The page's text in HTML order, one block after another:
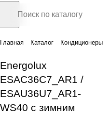
Главная Каталог Кондиционеры
Energolux
ESAC36C7_AR1 /
ESAU36U7_AR1-
WS40 с зимним